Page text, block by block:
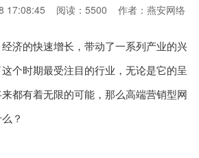
17:08:45 阅读：5500 作者：燕安网络
济的快速增长，带动了一系列产业的兴
个时期最受注目的行业，无论是它的呈
都有着无限的可能，那么高端营销型网
？